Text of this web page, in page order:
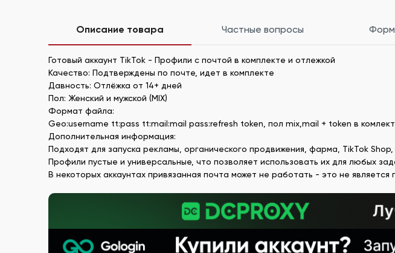
Описание товара Частные вопросы
Готовый аккаунт TikTok - Профили с почтой в комплекте и отлежкой
Качество: Подтверждены по почте, идет в комплекте
Давность: Отлёжка от 14+ дней
Пол: Женский и мужской (MIX)
Формат файла:
Geo:username tt:pass tt:mail:mail pass:refresh token, пол mix,mail + token в
Дополнительная информация:
Подходят для запуска рекламы, органического продвижения, фарма, TikTok
Профили пустые и универсальные, что позволяет использовать их для любых
В некоторых аккаунтах привязанная почта может не работать - это не является